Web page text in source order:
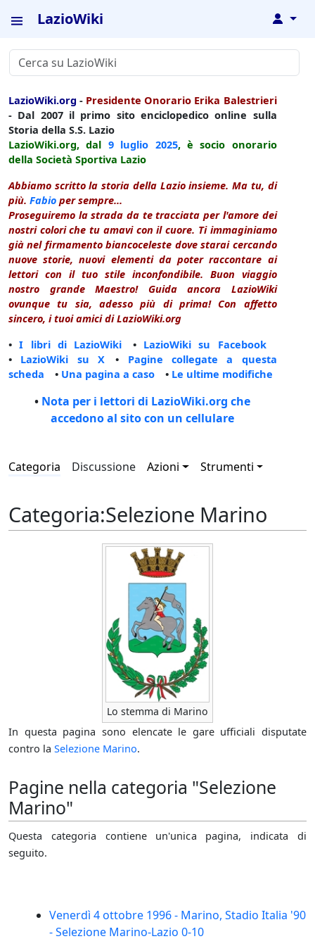
LazioWiki ↓
LazioWiki.org - Presidente Onorario Erika Balestrieri
- Dal 2007 il primo sito enciclopedico online sulla
Storia della S.S. Lazio
LazioWiki.org, dal 9 luglio 2025, è socio onorario
della Società Sportiva Lazio
Abbiamo scritto la storia della Lazio insieme. Ma tu, di
più. Fabio per sempre...
Proseguiremo la strada da te tracciata per l'amore dei
nostri colori che tu amavi con il cuore. Ti immaginiamo
già nel firmamento biancoceleste dove starai cercando
nuove storie, nuovi elementi da poter raccontare ai
lettori con il tuo stile inconfondibile. Buon viaggio
nostro grande Maestro! Guida ancora LazioWiki
ovunque tu sia, adesso più di prima! Con affetto
sincero, i tuoi amici di LazioWiki.org
•I libri di LazioWiki • LazioWiki su Facebook
• LazioWiki su X • Pagine collegate a questa
scheda • Una pagina a caso • Le ultime modifiche
• Nota per i lettori di LazioWiki.org che
accedono al sito con un cellulare
Categoria Discussione Azioni Strumenti
Categoria:Selezione Marino
Lo stemma di Marino
In questa pagina sono elencate le gare ufficiali disputate
contro la Selezione Marino.
Pagine nella categoria "Selezione
Marino"
Questa categoria contiene un'unica pagina, indicata di
seguito.
Venerdì 4 ottobre 1996 - Marino, Stadio Italia '90
- Selezione Marino-Lazio 0-10